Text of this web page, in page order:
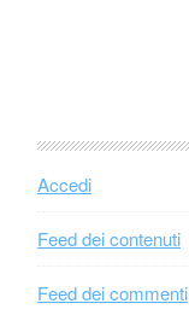
Accedi
Feed dei contenuti
Feed dei commenti